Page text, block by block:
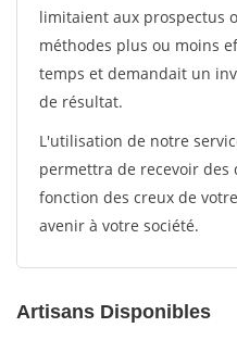
limitaient aux prospectus
méthodes plus ou moins
temps et demandait un
de résultat.
L'utilisation de notre
permettra de recevoir des
fonction des creux de
avenir à votre société.
Artisans Disponibles